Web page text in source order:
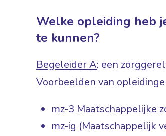
Welke opleiding heb
te kunnen?
Begeleider A: een
Voorbeelden van
mz-3 Maatschappelijke
mz-ig (Maatschappelijk